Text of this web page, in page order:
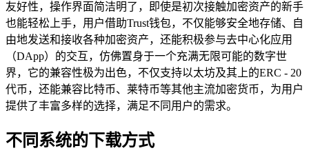
友好性，操作界面简洁明了，即使是初次接触加密资产的新手
也能轻松上手，用户借助Trust钱包，不仅能够安全地存储、自
由地发送和接收各种加密资产，还能积极参与去中心化应用
（DApp）的交互，仿佛置身于一个充满无限可能的数字世
界，它的兼容性极为出色，不仅支持以太坊及其上的ERC - 20
代币，还能兼容比特币、莱特币等其他主流加密货币，为用户
提供了丰富多样的选择，满足不同用户的需求。
不同系统的下载方式